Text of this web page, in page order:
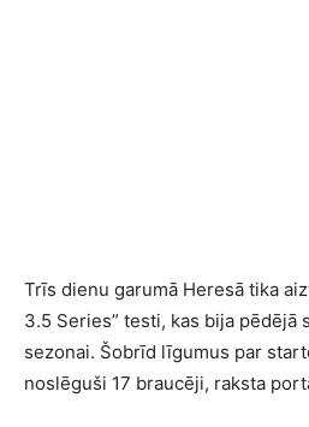
Trīs dienu garumā Heresā tika
3.5 Series” testi, kas bija pēdējā
sezonai. Šobrīd līgumus par
noslēguši 17 braucēji, raksta